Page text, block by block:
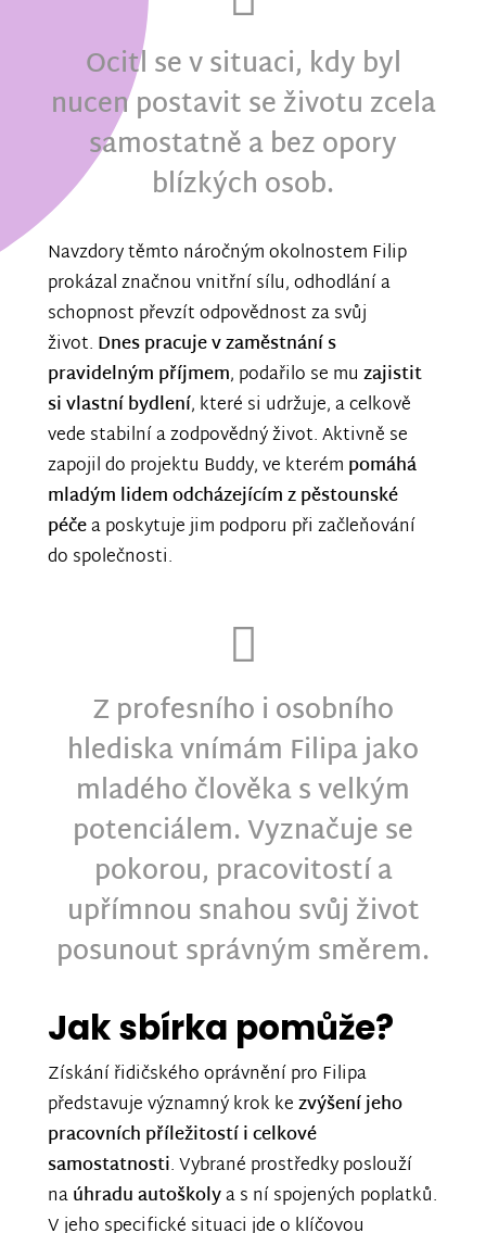
Ocitl se v situaci, kdy byl
nucen postavit se životu zcela
samostatně a bez opory
blízkých osob.
Navzdory těmto náročným okolnostem Filip
prokázal značnou vnitřní sílu, odhodlání a
schopnost převzít odpovědnost za svůj
život. Dnes pracuje v zaměstnání s
pravidelným příjmem, podařilo se mu zajistit
si vlastní bydlení, které si udržuje, a celkově
vede stabilní a zodpovědný život. Aktivně se
zapojil do projektu Buddy, ve kterém pomáhá
mladým lidem odcházejícím z pěstounské
péčea poskytuje jim podporu při začleňování
do společnosti.
Z profesního i osobního
hlediska vnímám Filipa jako
mladého člověka s velkým
potenciálem. Vyznačuje se
pokorou, pracovitostí a
upřímnou snahou svůj život
posunout správným směrem.
Jak sbírka pomůže?
Získání řidičského oprávnění pro Filipa
představuje významný krok kezvýšení jeho
pracovních příležitostí i celkové
samostatnosti. Vybrané prostředky poslouží
naúhradu autoškolya s ní spojených poplatků.